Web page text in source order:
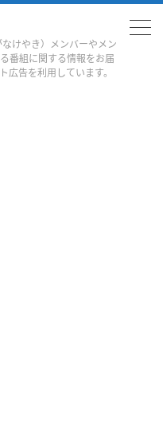
けやき）メンバーやメン
番組に関する情報をお届
広告を利用しています。